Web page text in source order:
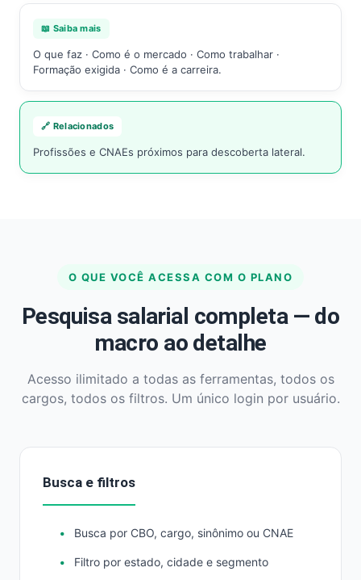
📖 Saiba mais
O que faz · Como é o mercado · Como trabalhar ·
Formação exigida · Como é a carreira.
🔗 Relacionados
Profissões e CNAEs próximos para descoberta lateral.
O QUE VOCÊ ACESSA COM O PLANO
Pesquisa salarial completa — do
macro ao detalhe
Acesso ilimitado a todas as ferramentas, todos os
cargos, todos os filtros. Um único login por usuário.
Busca e filtros
Busca por CBO, cargo, sinônimo ou CNAE
Filtro por estado, cidade e segmento